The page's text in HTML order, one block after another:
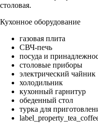
столовая.
Кухонное оборудование
газовая плита
СВЧ-печь
посуда и
столовые приборы
электрический чайник
холодильник
кухонный гарнитур
обеденный стол
турка для